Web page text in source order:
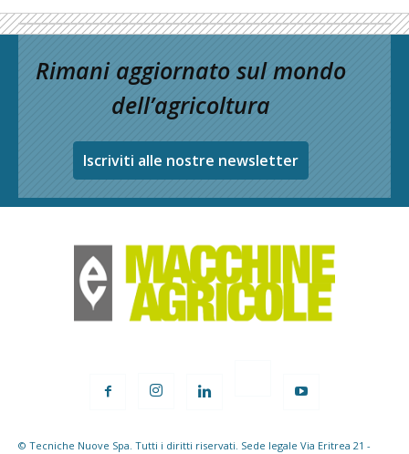
Rimani aggiornato sul mondo
dell’agricoltura
Iscriviti alle nostre newsletter
© Tecniche Nuove Spa. Tutti i diritti riservati. Sede legale Via Eritrea 21 -